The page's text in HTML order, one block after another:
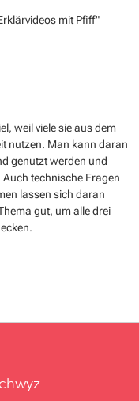
mit Pfiff"
weil viele sie aus dem
nutzen. Man kann daran
genutzt werden und
technische Fragen
lassen sich daran
gut, um alle drei